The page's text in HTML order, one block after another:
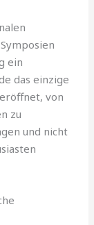
ein
das einzige
von
zu
und nicht